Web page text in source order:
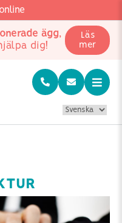
ägg,
dig!
Läs
mer